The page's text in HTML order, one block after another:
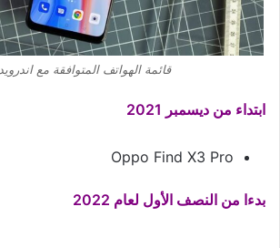
قائمة الهواتف المتوافقة مع اندرويد 12
ابتداء من ديسمبر 2021
Oppo Find X3 Pro
بدءا من النصف الأول لعام 2022